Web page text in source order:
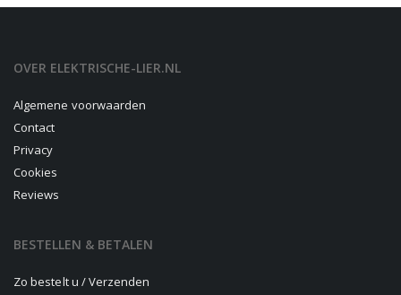
OVER ELEKTRISCHE-LIER.NL
Algemene voorwaarden
Contact
Privacy
Cookies
Reviews
BESTELLEN & BETALEN
Zo bestelt u / Verzenden